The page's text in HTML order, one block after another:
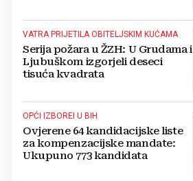
VATRA PRIJETILA OBITELJSKIM KUĆAMA
Serija požara u ŽZH: U Grudama i
Ljubuškom izgorjeli deseci
tisuća kvadrata
OPĆI IZBOREI U BIH
Ovjerene 64 kandidacijske liste
za kompenzacijske mandate:
Ukupuno 773 kandidata